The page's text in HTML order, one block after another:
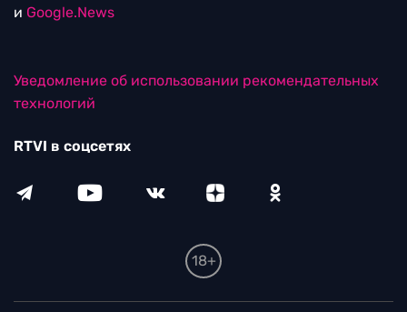
и Google.News
Уведомление об использовании рекомендательных
технологий
RTVI в соцсетях
18+